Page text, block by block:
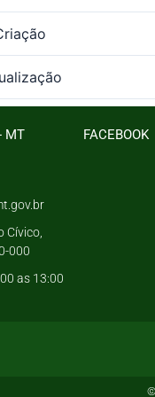
MT
Cívico,
000
as 13:00
FACEBOOK